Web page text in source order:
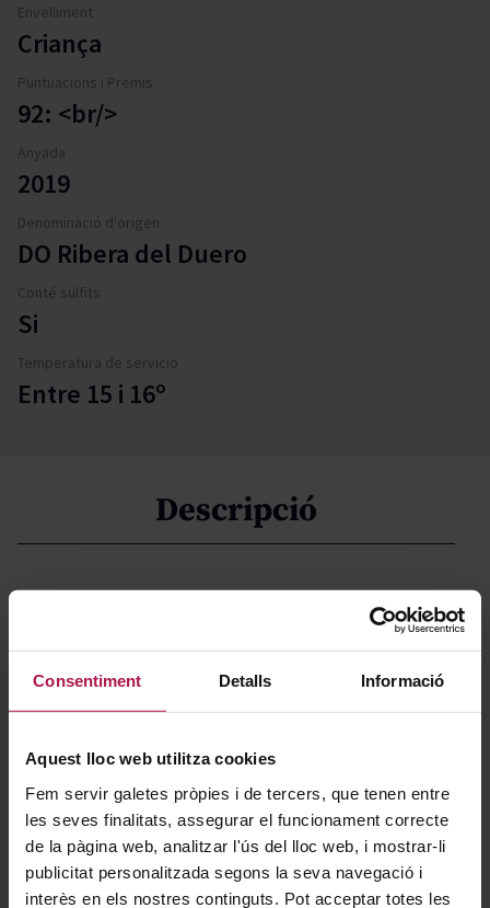
Consentiment Detalls Informació
Aquest lloc web utilitza cookies
Fem servir galetes pròpies i de tercers, que tenen entre
les seves finalitats, assegurar el funcionament correcte
de la pàgina web, analitzar l'ús del lloc web, i mostrar-li
publicitat personalitzada segons la seva navegació i
interès en els nostres continguts. Pot acceptar totes les
Envelliment
Criança
Puntuacions i Premis
92: <br/>
Anyada
2019
Denominació d'origen
DO Ribera del Duero
Conté sulfits
Si
Temperatura de servicio
Entre 15 i 16º
Descripció
Gràcies a la seva meticulosa elaboració i prolongat
envelliment, aquest vi de Valduero ha estat reconegut
com a “molt més que un criança”. Per aquesta raó, el
celler va optar per abandonar aquesta classificació i
batejar-lo com a Dues Fustes, en honor als dos tipus de
bótes utilitzades en la seva maduració, acuradament
triades segons les característiques de cada anyada. A
Valduero, solen referir-s'hi com "el més jove dels
reserves" de la casa.